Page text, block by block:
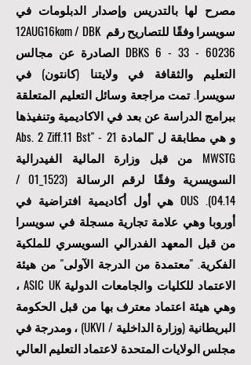
مصرح لها بالتدريس وإصدار الدبلومات في
سويسرا وفقًا للتصاريح رقم 12AUG16kom / DBK
DBKS 6 - 33 - 60236
الصادرة عن مجالس
التعليم والثقافة في ولايتنا (كانتون) في
سويسرا. تمت مراجعة وسائل التعليم المتعلقة
ببرامج الدراسة عن بعد في الاكاديمية وتنفيذها
و هي مطابقة ل "المادة 21 Abs. 2 Ziff.11 Bst" -
MWSTG من قبل وزارة المالية الفيدرالية
السويسرية وفقًا لرقم الرسالة (1523_01 /
04.14). OUS هي أول أكاديمية افتراضية في
أوروبا وهي علامة تجارية مسجلة في سويسرا
من قبل المعهد الفدرالي السويسري للملكية
الفكرية. "معتمدة من الدرجة الآولى" من هيئة
الاعتماد للكليات والجامعات الدولية ASIC UK ،
وهي هيئة اعتماد معترف بها من قبل الحكومة
البريطانية (وزارة الداخلية / UKVI) ، ومدرجة في
مجلس الولايات المتحدة لاعتماد التعليم العالي